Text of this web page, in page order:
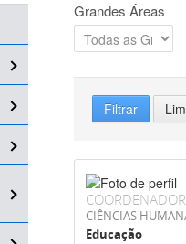
Grandes Áreas
Filtrar
CIÊNCIAS
Educação